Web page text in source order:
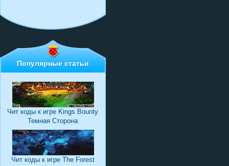
Популярные статьи
Чит коды к игре Kings Bounty
Темная Сторона
Чит коды к игре The Forest